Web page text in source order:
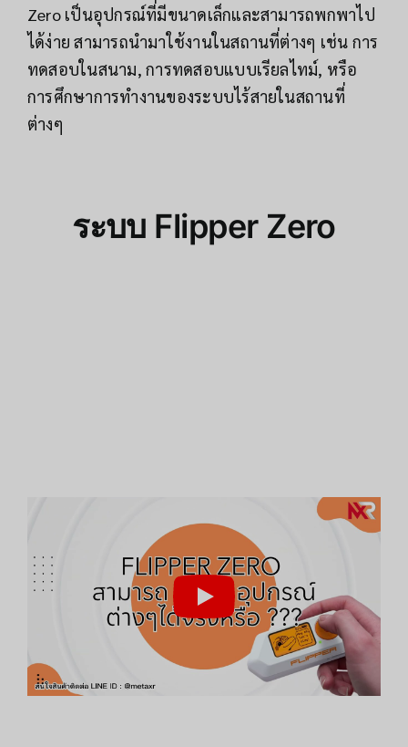
Zero เป็นอุปกรณ์ที่มีขนาดเล็กและสามารถพกพาไป
ได้ง่าย สามารถนำมาใช้งานในสถานที่ต่างๆ เช่น การ
ทดสอบในสนาม, การทดสอบแบบเรียลไทม์, หรือ
การศึกษาการทำงานของระบบไร้สายในสถานที่
ต่างๆ
ระบบ Flipper Zero